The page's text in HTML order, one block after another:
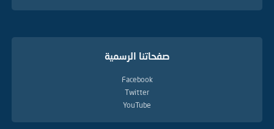
صفحاتنا الرسمية
Facebook
Twitter
YouTube